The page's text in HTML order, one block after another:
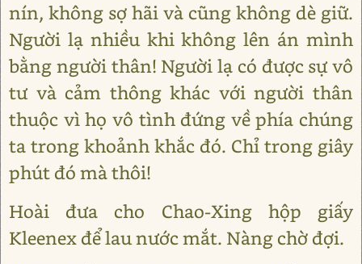
nín, không sợ hãi và cũng không dè giữ.
Người lạ nhiều khi không lên án mình
bằng người thân! Người lạ có được sự vô
tư và cảm thông khác với người thân
thuộc vì họ vô tình đứng về phía chúng
ta trong khoảnh khắc đó. Chỉ trong giây
phút đó mà thôi!
Hoài đưa cho Chao-Xing hộp giấy
Kleenex để lau nước mắt. Nàng chờ đợi.